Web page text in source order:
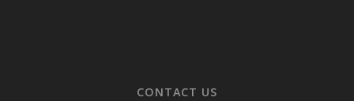
CONTACT US